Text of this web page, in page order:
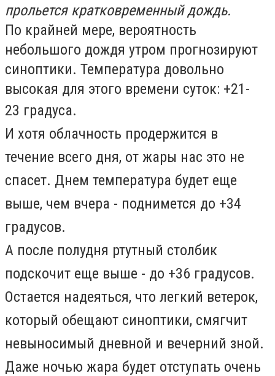
прольется кратковременный дождь.
По крайней мере, вероятность
небольшого дождя утром прогнозируют
синоптики. Температура довольно
высокая для этого времени суток: +21-
23 градуса.
И хотя облачность продержится в
течение всего дня, от жары нас это не
спасет. Днем температура будет еще
выше, чем вчера - поднимется до +34
градусов.
А после полудня ртутный столбик
подскочит еще выше - до +36 градусов.
Остается надеяться, что легкий ветерок,
который обещают синоптики, смягчит
невыносимый дневной и вечерний зной.
Даже ночью жара будет отступать очень